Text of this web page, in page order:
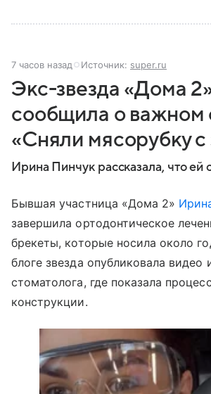
7 часов назад Источник: super.ru
Экс-звезда «Дома
сообщила о важном
«Сняли мясорубку с
Ирина Пинчук рассказала, что ей
Бывшая участница «Дома 2»
завершила ортодонтическое
брекеты, которые носила около
блоге звезда опубликовала видео
стоматолога, где показала
конструкции.